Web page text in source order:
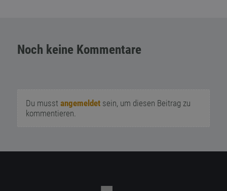
Noch keine Kommentare
Du musst angemeldetsein, um diesen Beitrag zu
kommentieren.